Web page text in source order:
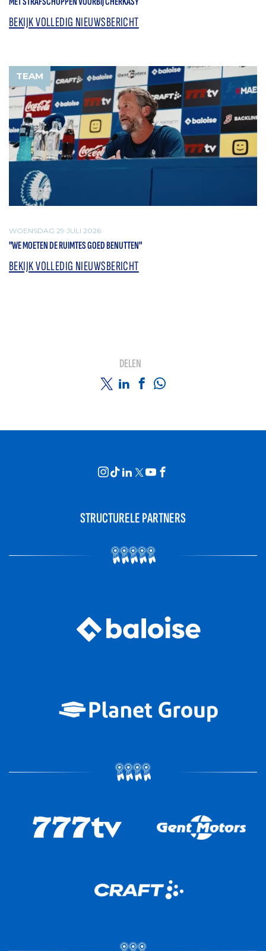
BEKIJK VOLLEDIG NIEUWSBERICHT
TEAM
WOENSDAG 29 JULI 2026
"WE MOETEN DE RUIMTES GOED BENUTTEN"
BEKIJK VOLLEDIG NIEUWSBERICHT
DELEN
STRUCTURELE PARTNERS